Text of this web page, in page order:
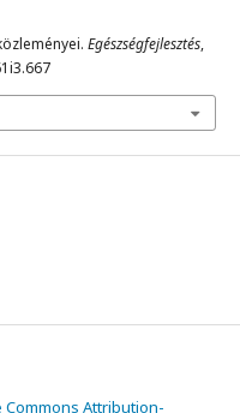
Egészségfejlesztés,
Commons Attribution-